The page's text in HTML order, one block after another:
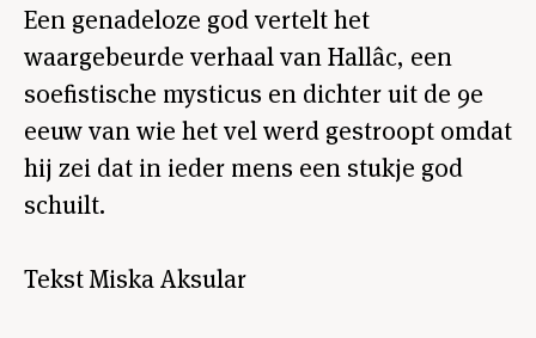
Een genadeloze god vertelt het
waargebeurde verhaal van Hallâc, een
soefistische mysticus en dichter uit de 9e
eeuw van wie het vel werd gestroopt omdat
hij zei dat in ieder mens een stukje god
schuilt.
Tekst Miska Aksular